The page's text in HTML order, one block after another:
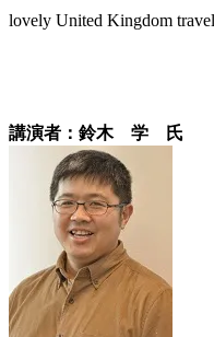
lovely United Kingdom
講演者 ：鈴木 学 氏